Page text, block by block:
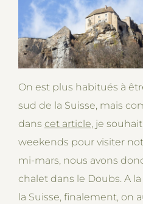
On est plus habitués à
sud de la Suisse, mais
dans cet article, je
weekends pour visiter
mi-mars, nous avons
chalet dans le Doubs. A
la Suisse, finalement, on